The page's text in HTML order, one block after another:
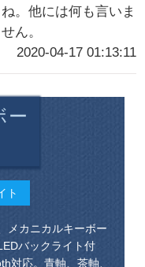
。他には何も言いま
ん。
2020-04-17 01:13:11
ー
ト
メカニカルキーボー
バックライト付
対応。青軸、茶軸、